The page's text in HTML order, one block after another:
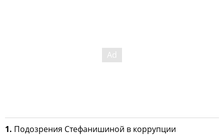
1. Подозрения Стефанишиной в коррупции